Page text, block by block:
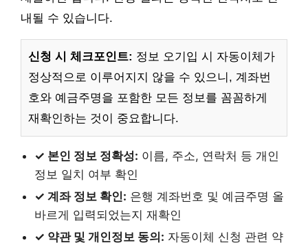
내될 수 있습니다.
신청 시 체크포인트: 정보 오기입 시 자동이체가
정상적으로 이루어지지 않을 수 있으니, 계좌번
호와 예금주명을 포함한 모든 정보를 꼼꼼하게
재확인하는 것이 중요합니다.
✓ 본인 정보 정확성: 이름, 주소, 연락처 등 개인
정보 일치 여부 확인
✓ 계좌 정보 확인: 은행 계좌번호 및 예금주명 올
바르게 입력되었는지 재확인
✓ 약관 및 개인정보 동의: 자동이체 신청 관련 약